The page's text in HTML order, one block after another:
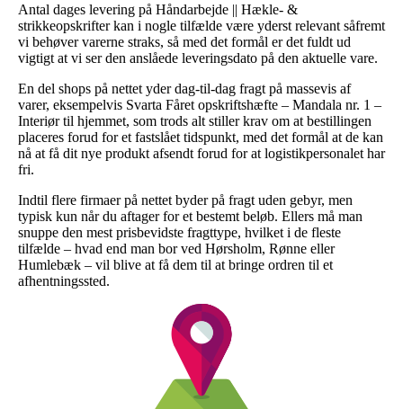
Antal dages levering på Håndarbejde || Hækle- &
strikkeopskrifter kan i nogle tilfælde være yderst relevant såfremt
vi behøver varerne straks, så med det formål er det fuldt ud
vigtigt at vi ser den anslåede leveringsdato på den aktuelle vare.
En del shops på nettet yder dag-til-dag fragt på massevis af
varer, eksempelvis Svarta Fåret opskriftshæfte – Mandala nr. 1 –
Interiør til hjemmet, som trods alt stiller krav om at bestillingen
placeres forud for et fastslået tidspunkt, med det formål at de kan
nå at få dit nye produkt afsendt forud for at logistikpersonalet har
fri.
Indtil flere firmaer på nettet byder på fragt uden gebyr, men
typisk kun når du aftager for et bestemt beløb. Ellers må man
snuppe den mest prisbevidste fragttype, hvilket i de fleste
tilfælde – hvad end man bor ved Hørsholm, Rønne eller
Humlebæk – vil blive at få dem til at bringe ordren til et
afhentningssted.